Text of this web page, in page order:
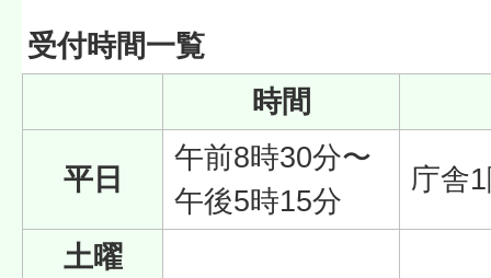
受付時間一覧
時間
平日
午前8時30分〜
午後5時15分
庁舎
土曜